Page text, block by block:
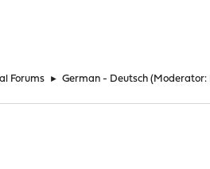
Forums ► German - Deutsch (Moderator: